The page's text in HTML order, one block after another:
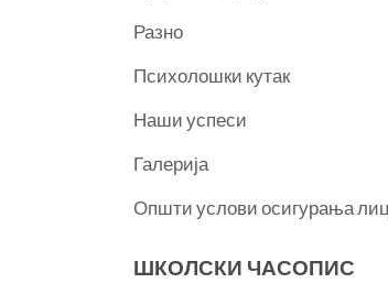
Разно
Психолошки кутак
Наши успеси
Галерија
Општи услови осигурања
ШКОЛСКИ ЧАСОПИС